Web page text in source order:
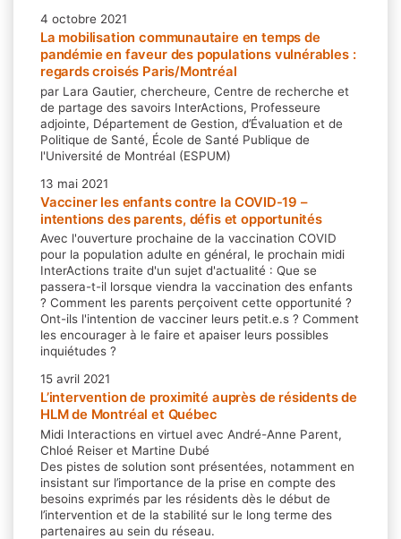
4 octobre 2021
La mobilisation communautaire en temps de
pandémie en faveur des populations vulnérables :
regards croisés Paris/Montréal
par Lara Gautier, chercheure, Centre de recherche et
de partage des savoirs InterActions, Professeure
adjointe, Département de Gestion, d’Évaluation et de
Politique de Santé, École de Santé Publique de
l'Université de Montréal (ESPUM)
13 mai 2021
Vacciner les enfants contre la COVID-19 –
intentions des parents, défis et opportunités
Avec l'ouverture prochaine de la vaccination COVID
pour la population adulte en général, le prochain midi
InterActions traite d'un sujet d'actualité : Que se
passera-t-il lorsque viendra la vaccination des enfants
? Comment les parents perçoivent cette opportunité ?
Ont-ils l'intention de vacciner leurs petit.e.s ? Comment
les encourager à le faire et apaiser leurs possibles
inquiétudes ?
15 avril 2021
L’intervention de proximité auprès de résidents de
HLM de Montréal et Québec
Midi Interactions en virtuel avec André-Anne Parent,
Chloé Reiser et Martine Dubé
Des pistes de solution sont présentées, notamment en
insistant sur l’importance de la prise en compte des
besoins exprimés par les résidents dès le début de
l’intervention et de la stabilité sur le long terme des
partenaires au sein du réseau.